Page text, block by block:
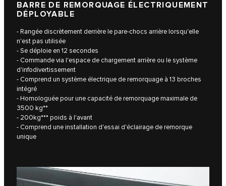
BARRE DE REMORQUAGE ÉLECTRIQUEMENT
DÉPLOYABLE
- Rangée discrètement derrière le pare-chocs arrière lorsqu'elle
n'est pas utilisée
- Se déploie en 12 secondes
- Commande via l'espace de chargement arrière ou le système
d'infodivertissement
- Comprend un système électrique de remorquage à 13 broches
intégré
- Homologuée pour une capacité de remorquage maximale de
3500 kg**
- 200kg*** poids à l'avant
- Comprend une installation d'essai d'éclairage de remorque
unique